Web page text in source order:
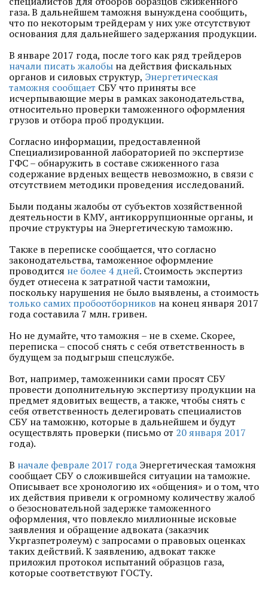
газа. В дальнейшем таможня вынуждена сообщить,
что по некоторым трейдерам у них уже отсутствуют
основания для дальнейшего задержания продукции.
В январе 2017 года, после того как ряд трейдеров
начали писать жалобы на действия фискальных
органов и силовых структур, Энергетическая
таможня сообщает СБУ что приняты все
исчерпывающие меры в рамках законодательства,
относительно проверки таможенного оформления
грузов и отбора проб продукции.
Согласно информации, предоставленной
Специализированной лабораторией по экспертизе
ГФС – обнаружить в составе сжиженного газа
содержание врденых веществ невозможно, в связи с
отсутствием методики проведения исследований.
Были поданы жалобы от субъектов хозяйственной
деятельности в КМУ, антикоррупционные органы, и
прочие структуры на Энергетическую таможню.
Также в переписке сообщается, что согласно
законодательства, таможенное оформление
проводится не более 4 дней. Стоимость экспертиз
будет отнесена к затратной части таможни,
поскольку нарушения не было выявлены, а стоимость
только самих пробоотборников на конец января 2017
года составила 7 млн. гривен.
Но не думайте, что таможня – не в схеме. Скорее,
переписка – способ снять с себя ответственность в
будущем за подыгрыш спецслужбе.
Вот, например, таможенники сами просят СБУ
провести дополнительную экспертизу продукции на
предмет ядовитых веществ, а также, чтобы снять с
себя ответственность делегировать специалистов
СБУ на таможню, которые в дальнейшем и будут
осуществлять проверки (письмо от 20 января 2017
года).
В начале феврале 2017 года Энергетическая таможня
сообщает СБУ о сложившейся ситуации на таможне.
Описывает все хронологию их «общения» и о том, что
их действия привели к огромному количеству жалоб
о безосновательной задержке таможенного
оформления, что повлекло миллионные исковые
заявления и обращение адвоката (заказчик
Укргазпетролеум) с запросами о правовых оценках
таких действий. К заявлению, адвокат также
приложил протокол испытаний образцов газа,
которые соответствуют ГОСТу.